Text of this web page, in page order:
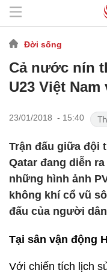
Đời sống
Cả nước nín
U23 Việt
23/01/2018 - 15:40
Trận đấu giữa đội
Qatar đang diễn
những hình ảnh
không khí cổ vũ
đấu của người
Tại sân vận động
Với chiến tích lịch